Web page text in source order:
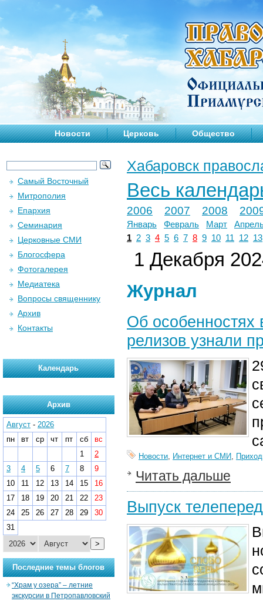
Новости Церковь Общество
Хабаровск
Весь
2006 2007 2008
Январь Февраль Март
1 2 3 4 5 6 7 8 9 10 11 12 13
1 Декабря
Журнал
Об особенностях
релизов узнали
Новости, Интернет и СМИ,
Читать дальше
Выпуск
Самый Восточный
Митрополия
Епархия
Семинария
Церковные СМИ
Блогосфера
Фотогалерея
Медиатека
Вопросы священнику
Архив
Контакты
Календарь
Архив
Август - 2026
пн
вт ср чт пт сб
вс
1
2
3
4 5 6 7 8
9
10
11 12 13 14 15
16
17
18 19 20 21 22
23
24
25 26 27 28 29
30
31
>
Последние темы блогов
“Храм у озера” – летние
экскурсии в Петропавловский